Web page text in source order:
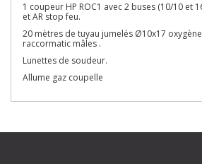
1 coupeur HP ROC1 avec 2 buses (10/10 et
et AR stop feu.
20 mètres de tuyau jumelés Ø10x17
raccormatic mâles .
Lunettes de soudeur.
Allume gaz coupelle